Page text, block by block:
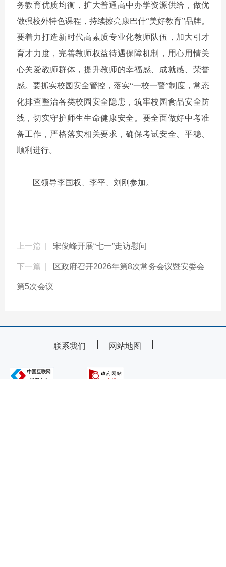
务教育优质均衡，扩大普通高中办学资源供给，做优
做强校外特色课程，持续擦亮康巴什“美好教育”品牌。
要着力打造新时代高素质专业化教师队伍，加大引才
育才力度，完善教师权益待遇保障机制，用心用情关
心关爱教师群体，提升教师的幸福感、成就感、荣誉
感。要抓实校园安全管控，落实“一校一警”制度，常态
化排查整治各类校园安全隐患，筑牢校园食品安全防
线，切实守护师生生命健康安全。要全面做好中考准
备工作，严格落实相关要求，确保考试安全、平稳、
顺利进行。
区领导李国权、李平、刘刚参加。
上一篇 | 宋俊峰开展“七一”走访慰问
下一篇 | 区政府召开2026年第8次常务会议暨安委会
第5次会议
联系我们 网站地图